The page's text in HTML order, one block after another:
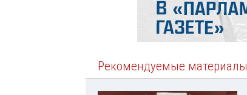
Рекомендуемые материалы